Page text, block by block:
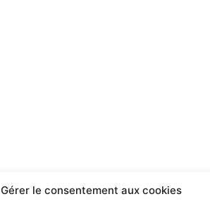
Gérer le consentement aux cookies